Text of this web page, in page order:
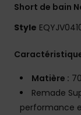
Short de bain
Style
Matière :
Remade
performance